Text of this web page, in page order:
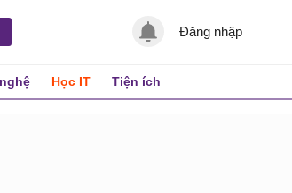
Đăng nhập
Học IT Tiện ích